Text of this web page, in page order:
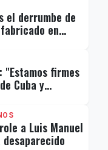
el derrumbe de
en
"Estamos firmes
Cuba y
a Luis Manuel